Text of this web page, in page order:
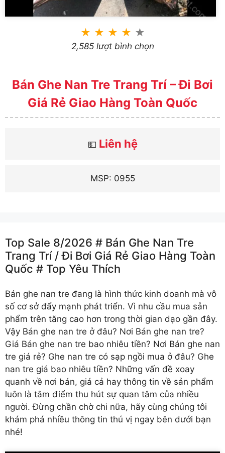
★ ★ ★ ★ ★
2,585 lượt bình chọn
Bán Ghe Nan Tre Trang Trí – Đi Bơi
Giá Rẻ Giao Hàng Toàn Quốc
💵 Liên hệ
MSP: 0955
Top Sale 8/2026 # Bán Ghe Nan Tre
Trang Trí /️ Đi Bơi Giá Rẻ Giao Hàng Toàn
Quốc # Top Yêu Thích
Bán ghe nan tre đang là hình thức kinh doanh mà vô
số cơ sở đẩy mạnh phát triển. Vì nhu cầu mua sản
phẩm trên tăng cao hơn trong thời gian dạo gần đây.
Vậy Bán ghe nan tre ở đâu? Nơi Bán ghe nan tre?
Giá Bán ghe nan tre bao nhiêu tiền? Nơi Bán ghe nan
tre giá rẻ? Ghe nan tre có sạp ngồi mua ở đâu? Ghe
nan tre giá bao nhiêu tiền? Những vấn đề xoay
quanh về nơi bán, giá cả hay thông tin về sản phẩm
luôn là tâm điểm thu hút sự quan tâm của nhiều
người. Đừng chần chờ chi nữa, hãy cùng chúng tôi
khám phá nhiều thông tin thú vị ngay bên dưới bạn
nhé!